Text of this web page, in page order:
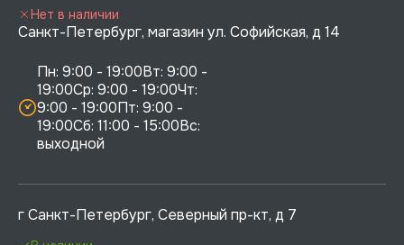
Санкт-Петербург, магазин ул. Софийская, д 14
Пн: 9:00 - 19:00Вт: 9:00 -
19:00Ср: 9:00 - 19:00Чт:
9:00 - 19:00Пт: 9:00 -
19:00Сб: 11:00 - 15:00Вс:
выходной
Нет в наличии
г Санкт-Петербург, Северный пр-кт, д 7